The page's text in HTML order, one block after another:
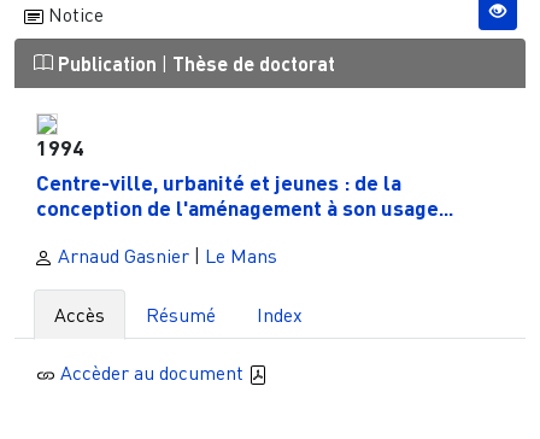
Notice
Publication | Thèse de doctorat
1994
Centre-ville, urbanité et jeunes : de la
conception de l'aménagement à son usage...
Arnaud Gasnier Le Mans
Accès Résumé Index
Accèder au document